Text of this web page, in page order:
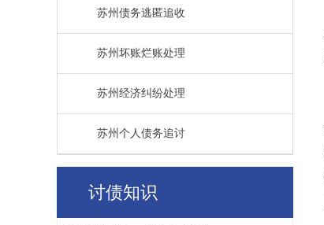
苏州债务逃匿追收
苏州坏账烂账处理
苏州经济纠纷处理
苏州个人债务追讨
讨债知识